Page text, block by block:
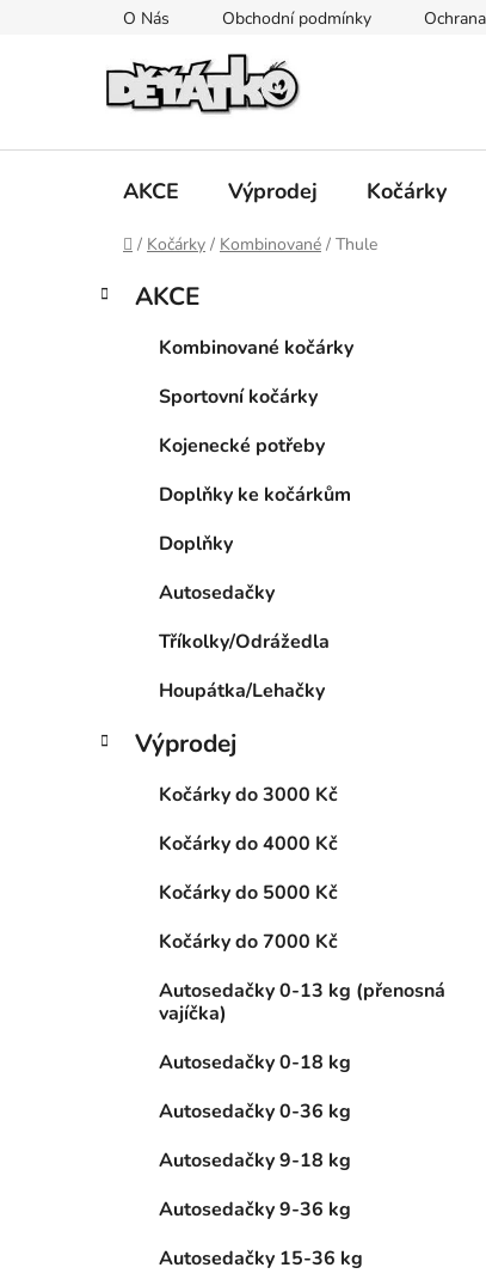
O Nás Obchodní podmínky
AKCE Výprodej Kočárky
Domů
/ Kočárky / Kombinované / Thule
PPřeskočit
kategorie
K
a
AKCE
Kombinované kočárky
Sportovní kočárky
Kojenecké potřeby
Doplňky ke kočárkům
Doplňky
Autosedačky
Tříkolky/Odrážedla
Houpátka/Lehačky
Výprodej
Kočárky do 3000 Kč
Kočárky do 4000 Kč
Kočárky do 5000 Kč
Kočárky do 7000 Kč
Autosedačky 0-13 kg (přenosná
vajíčka)
Autosedačky 0-18 kg
Autosedačky 0-36 kg
Autosedačky 9-18 kg
Autosedačky 9-36 kg
Autosedačky 15-36 kg